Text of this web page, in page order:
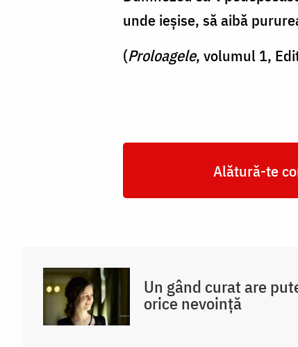
unde ieșise, să aibă
(Proloagele, volumul 1,
Alătură-te
Un gând curat are
orice nevoință